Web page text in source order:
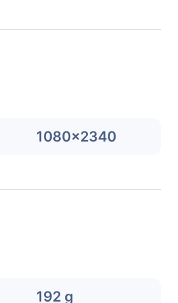
1080x2340
192 g